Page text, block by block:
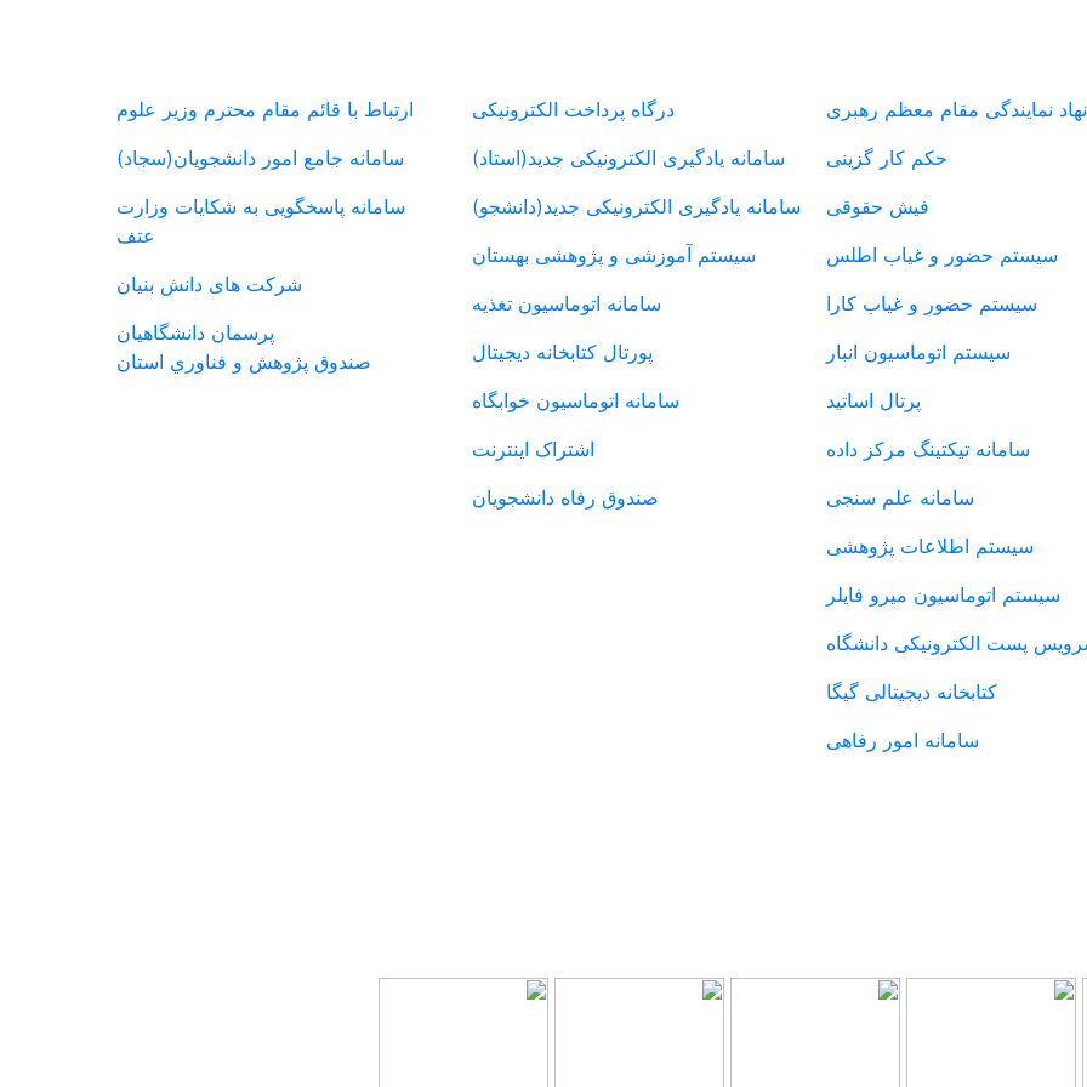
نهاد نمایندگی مقام معظم رهبری
حکم کار گزینی
فیش حقوقی
سیستم حضور و غیاب اطلس
سیستم حضور و غیاب کارا
سیستم اتوماسیون انبار
پرتال اساتید
سامانه تیکتینگ مرکز داده
سامانه علم سنجی
سیستم اطلاعات پژوهشی
سیستم اتوماسیون میرو فایلر
پست الکترونیکی دانشگاه
کتابخانه دیجیتالی گیگا
سامانه امور رفاهی
درگاه پرداخت الکترونیکی
سامانه یادگیری الکترونیکی جدید(استاد)
سامانه یادگیری الکترونیکی جدید(دانشجو)
سیستم آموزشی و پژوهشی بهستان
سامانه اتوماسیون تغذیه
پورتال کتابخانه دیجیتال
سامانه اتوماسیون خوابگاه
اشتراک اینترنت
صندوق رفاه دانشجویان
ارتباط با قائم مقام محترم وزیر علوم
سامانه جامع امور دانشجویان(سجاد)
سامانه پاسخگویی به شکایات وزارت
عتف
شرکت های دانش بنیان
پرسمان دانشگاهیان
صندوق پژوهش و فناوري استان